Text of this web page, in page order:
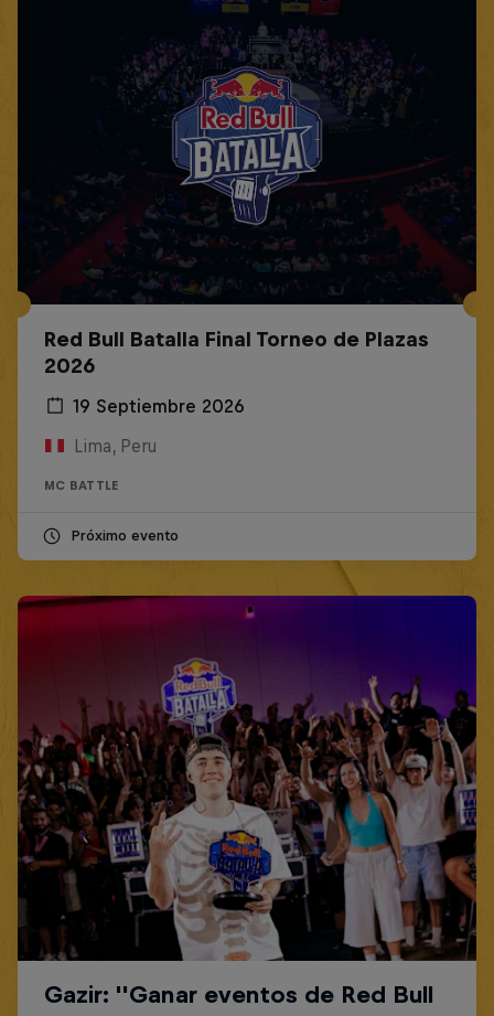
Red Bull Batalla Final Torneo de Plazas
2026
19 Septiembre 2026
Lima, Peru
MC BATTLE
Próximo evento